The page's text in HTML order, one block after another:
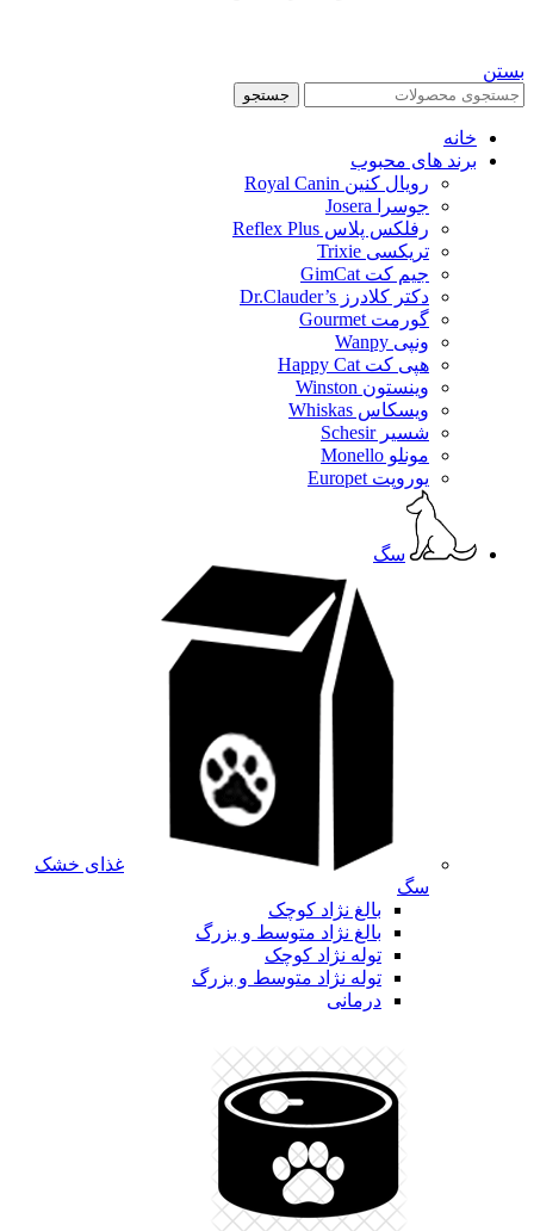
بستن
جستجو
خانه
برند های محبوب
رویال کنین Royal Canin
جوسرا Josera
رفلکس پلاس Reflex Plus
تریکسی Trixie
جیم کت GimCat
دکتر کلادرز Dr.Clauder’s
گورمت Gourmet
ونپی Wanpy
هپی کت Happy Cat
وینستون Winston
ویسکاس Whiskas
شسیر Schesir
مونلو Monello
یوروپت Europet
سگ
غذای خشک
سگ
بالغ نژاد کوچک
بالغ نژاد متوسط و بزرگ
توله نژاد کوچک
توله نژاد متوسط و بزرگ
درمانی